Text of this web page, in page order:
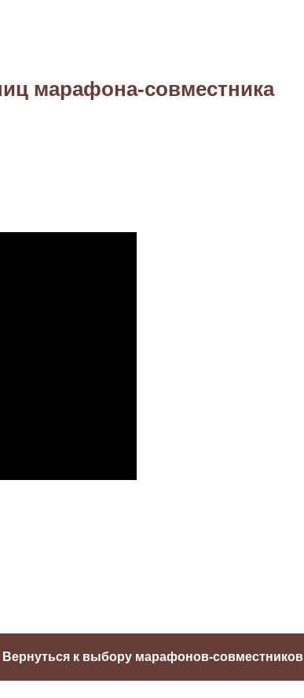
марафона-совместника
Вернуться к выбору марафонов-совместников